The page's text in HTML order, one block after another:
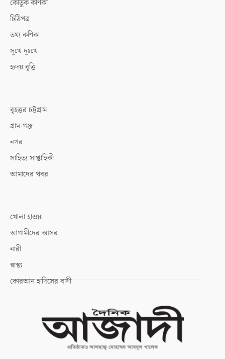
কৌতুক কণিকা
চিঠিপত্র
তথ্য কণিকা
সুখে দুঃখে
হৃদয় বৃত্তি
বৃহত্তর চট্টগ্রাম
গ্রাম-গঞ্জ
নগর
সাহিত্য সাপ্তাহিকী
আমাদের খবর
খোলা হাওয়া
আগামীদের আসর
নারী
স্বাস্থ্য
কোরআন হাদিসের বাণী